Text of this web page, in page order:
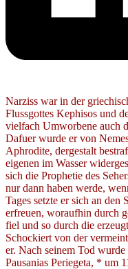
Narziss war in der
Flussgottes Kephisos und
vielfach Umworbene auch
Dafuer wurde er von
Aphrodite, dergestalt
eigenen im Wasser
sich die Prophetie des
nur dann haben werde,
Tages setzte er sich an den
erfreuen, woraufhin durch
fiel und so durch die
Schockiert von der
er. Nach seinem Tod
Pausanias Periegeta, * um